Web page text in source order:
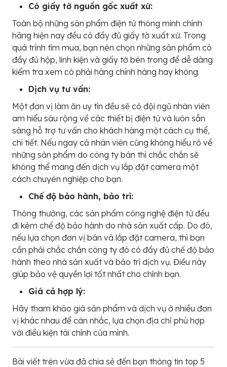
Có giấy tờ nguồn gốc xuất xứ:
Toàn bộ những sản phẩm điện tử thông minh chính
hãng hiện nay đều có đầy đủ giấy tờ xuất xứ. Trong
quá trình tìm mua, bạn nên chọn những sản phẩm có
đầy đủ hộp, linh kiện và giấy tờ bên trong để dễ dàng
kiểm tra xem có phải hàng chính hàng hay không.
Dịch vụ tư vấn:
Một đơn vị làm ăn uy tín đều sẽ có đội ngũ nhân viên
am hiểu sâu rộng về các thiết bị điện tử và luôn sẵn
sàng hỗ trợ tư vấn cho khách hàng một cách cụ thể,
chi tiết. Nếu ngay cả nhân viên cũng không hiểu rõ về
những sản phẩm do công ty bán thì chắc chắn sẽ
không thể mang đến dịch vụ lắp đặt camera một
cách chuyên nghiệp cho bạn.
Chế độ bảo hành, bảo trì:
Thông thường, các sản phẩm công nghệ điện tử đều
đi kèm chế độ bảo hành do nhà sản xuất cấp. Do đó,
nếu lựa chọn đơn vị bán và lắp đặt camera, thì bạn
cần phải chắc chắn công ty đó có đầy đủ chế độ bảo
hành theo nhà sản xuất và bảo trì dịch vụ. Điều này
giúp bảo vệ quyền lợi tốt nhất cho chính bạn.
Giá cả hợp lý:
Hãy tham khảo giá sản phẩm và dịch vụ ở nhiều đơn
vị khác nhau để cân nhắc, lựa chọn địa chỉ phù hợp
với điều kiện tài chính của mình.
Bài viết trên vừa đã chia sẻ đến bạn thông tin top 5